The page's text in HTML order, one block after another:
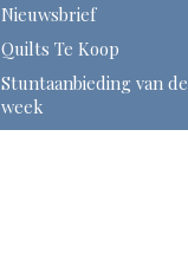
Nieuwsbrief
Quilts Te Koop
Stuntaanbieding van de
week